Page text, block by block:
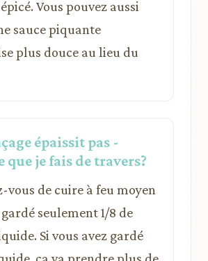
Vous pouvez aussi
sauce piquante
plus douce au lieu du
épaissit pas -
que je fais de travers?
vous de cuire à feu moyen
seulement 1/8 de
Si vous avez gardé